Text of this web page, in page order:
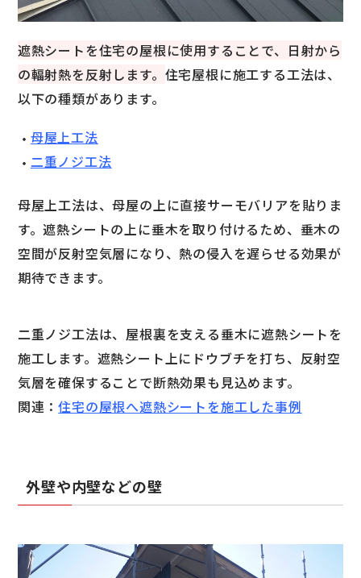
遮熱シートを住宅の屋根に使用することで、日射から
の輻射熱を反射します。 住宅屋根に施工する工法は、
以下の種類があります。
母屋上工法
二重ノジ工法
母屋上工法は、母屋の上に直接サーモバリアを貼りま
す。遮熱シートの上に垂木を取り付けるため、垂木の
空間が反射空気層になり、熱の侵入を遅らせる効果が
期待できます。
二重ノジ工法は、屋根裏を支える垂木に遮熱シートを
施工します。遮熱シート上にドウブチを打ち、反射空
気層を確保することで断熱効果も見込めます。
関連：住宅の屋根へ遮熱シートを施工した事例
外壁や内壁などの壁